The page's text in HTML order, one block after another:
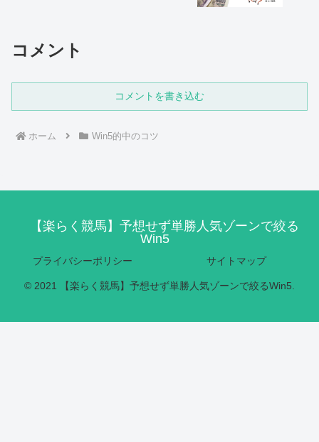
コメント
コメントを書き込む
ホーム Win5的中のコツ
【楽らく競馬】予想せず単勝人気ゾーンで絞る
Win5
プライバシーポリシー サイトマップ
© 2021 【楽らく競馬】予想せず単勝人気ゾーンで絞るWin5.